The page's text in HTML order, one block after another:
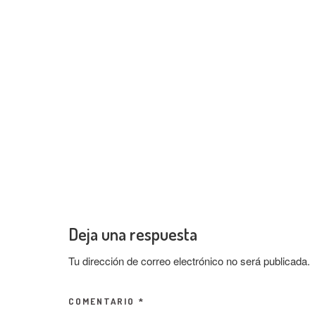
Deja una respuesta
Tu dirección de correo electrónico no será publicada.
COMENTARIO *